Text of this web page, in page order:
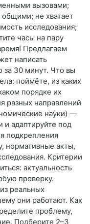
вызовами;
не хватает
исследования;
часы на пару
Предлагаем
написать
за 30 минут. Что вы
поймёте, из каких
порядке их
разных направлений
науки) —
и адаптируйте под
подкрепления
нормативные акты,
Критерии
актуальность
проверку.
реальных
они работают. Как
проблему,
Подберите 2–3